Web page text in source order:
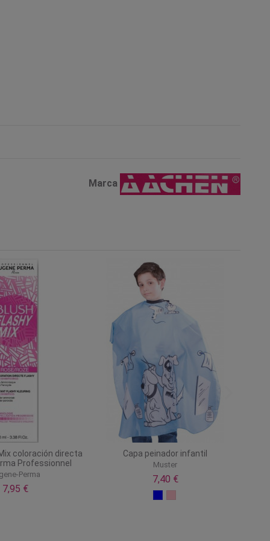
Marca
coloración directa
Professionnel
Perma
7,95 €
Capa peinador infantil
Muster
7,40 €